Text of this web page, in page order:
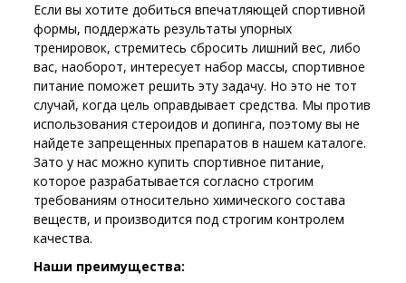
Если вы хотите добиться впечатляющей спортивной
формы, поддержать результаты упорных
тренировок, стремитесь сбросить лишний вес, либо
вас, наоборот, интересует набор массы, спортивное
питание поможет решить эту задачу. Но это не тот
случай, когда цель оправдывает средства. Мы против
использования стероидов и допинга, поэтому вы не
найдете запрещенных препаратов в нашем каталоге.
Зато у нас можно купить спортивное питание,
которое разрабатывается согласно строгим
требованиям относительно химического состава
веществ, и производится под строгим контролем
качества.
Наши преимущества: